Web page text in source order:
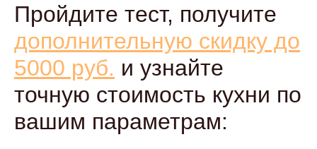
Пройдите тест, получите
дополнительную скидку до
5000 руб. и узнайте
точную стоимость кухни по
вашим параметрам: